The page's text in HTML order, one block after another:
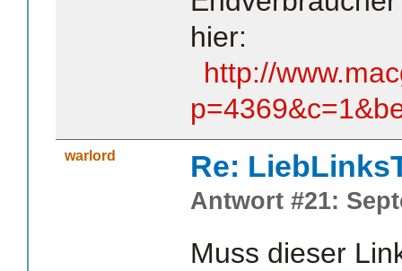
hier:
http://
warlord Re:
Antwort #21:
Muss dieser